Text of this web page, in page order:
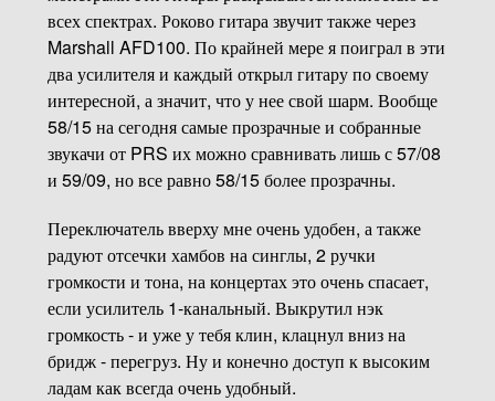
всех спектрах. Роково гитара звучит также через
Marshall AFD100. По крайней мере я поиграл в эти
два усилителя и каждый открыл гитару по своему
интересной, а значит, что у нее свой шарм. Вообще
58/15 на сегодня самые прозрачные и собранные
звукачи от PRS их можно сравнивать лишь с 57/08
и 59/09, но все равно 58/15 более прозрачны.
Переключатель вверху мне очень удобен, а также
радуют отсечки хамбов на синглы, 2 ручки
громкости и тона, на концертах это очень спасает,
если усилитель 1-канальный. Выкрутил нэк
громкость - и уже у тебя клин, клацнул вниз на
бридж - перегруз. Ну и конечно доступ к высоким
ладам как всегда очень удобный.